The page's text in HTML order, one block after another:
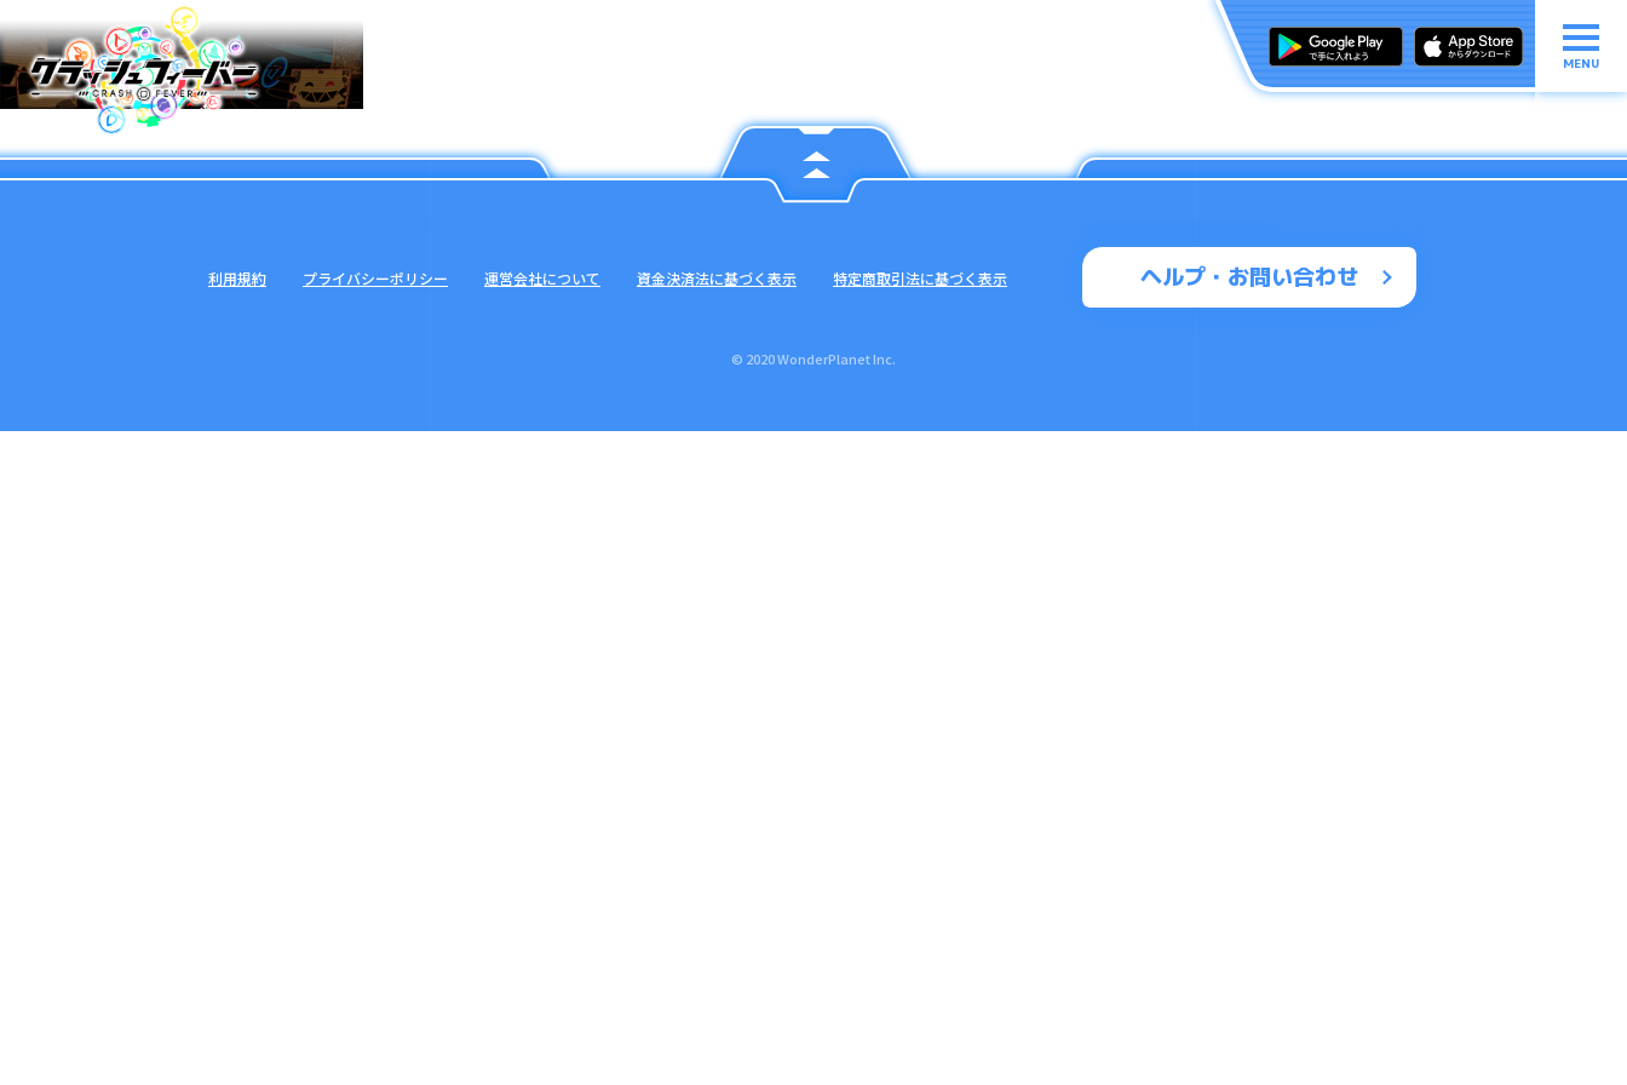
MENU
ヘルプ・お問い合わせ
利用規約 プライバシーポリシー 運営会社について 資金決済法に基づく表示 特定商取引法に基づく表示
© 2020 WonderPlanet Inc.